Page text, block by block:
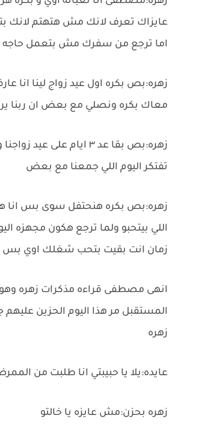
عايزاك تعرف لانك مش هتهتم لانك
اما ترجع من سفرك مش بتعمل حاجه
زهره:بص بكره اول عيد زواج لينا انا
معاك بكره ونصلي مع بعض ان ربنا
زهره:بص بقا عد ٣ ايام
تفتكر اليوم اللي جمعنا مع بعض
زهره:بص بكره هنحتفل سوى بس انا
اللي بيتحبو ولما ترجع هكون
زمان انت بقيت بتحب شغلك اوي بس
انهى مصطفى قراءه مذكرات زهره
المستقبل مر هذا اليوم الحزين عليهم
زهره
عايده:يلا يا حبيبتي انا طلبت من
زهره بحزن:مش عايزه يا خالتو